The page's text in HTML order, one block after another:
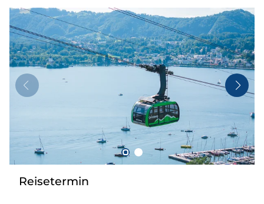
Start
Busreisen
Bus mieten
Taxi
Reisebüro
Kontakt
Job
Reisetermin